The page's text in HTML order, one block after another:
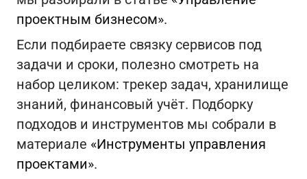
проектным бизнесом».
Если подбираете связку сервисов под
задачи и сроки, полезно смотреть на
набор целиком: трекер задач, хранилище
знаний, финансовый учёт. Подборку
подходов и инструментов мы собрали в
материале «Инструменты управления
проектами».